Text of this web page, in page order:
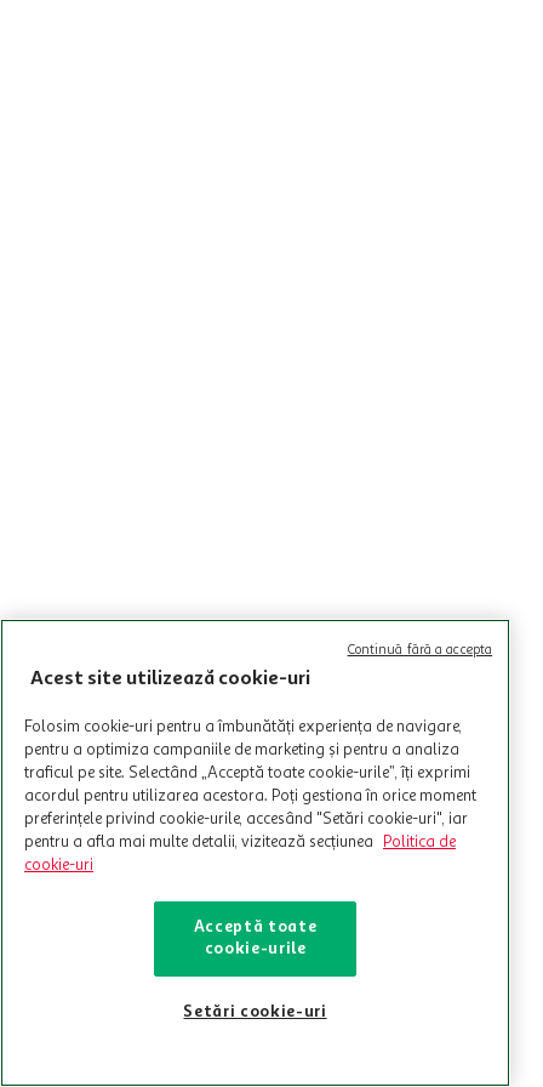
Acest site utilizează cookie-uri
Folosim cookie-uri pentru a îmbunătăți experiența de navigare,
pentru a optimiza campaniile de marketing și pentru a analiza
traficul pe site. Selectând „Acceptă toate cookie-urile”, îți exprimi
acordul pentru utilizarea acestora. Poți gestiona în orice moment
preferințele privind cookie-urile, accesând "Setări cookie-uri", iar
pentru a afla mai multe detalii, vizitează secțiunea
Politica de
cookie-uri
Acceptă toate
cookie-urile
Setări cookie-uri
Continuă fără a accepta